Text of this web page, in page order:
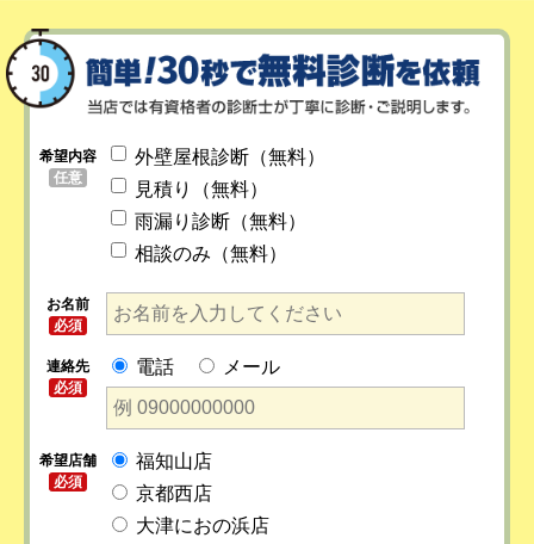
希望内容
任意
外壁屋根診断（無料）
見積り（無料）
雨漏り診断（無料）
相談のみ（無料）
お名前
必須
連絡先
必須
電話 メール
希望店舗
必須
福知山店
京都西店
大津におの浜店